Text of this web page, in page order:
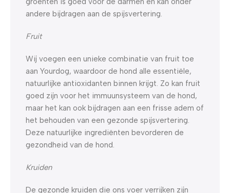
andere bijdragen aan de spijsvertering.
Fruit
Wij voegen een unieke combinatie van fruit toe
aan Yourdog, waardoor de hond alle essentiële,
natuurlijke antioxidanten binnen krijgt. Zo kan fruit
goed zijn voor het immuunsysteem van de hond,
maar het kan ook bijdragen aan een frisse adem of
het behouden van een gezonde spijsvertering.
Deze natuurlijke ingrediënten bevorderen de
gezondheid van de hond.
Kruiden
De gezonde kruiden die ons voer verrijken zijn